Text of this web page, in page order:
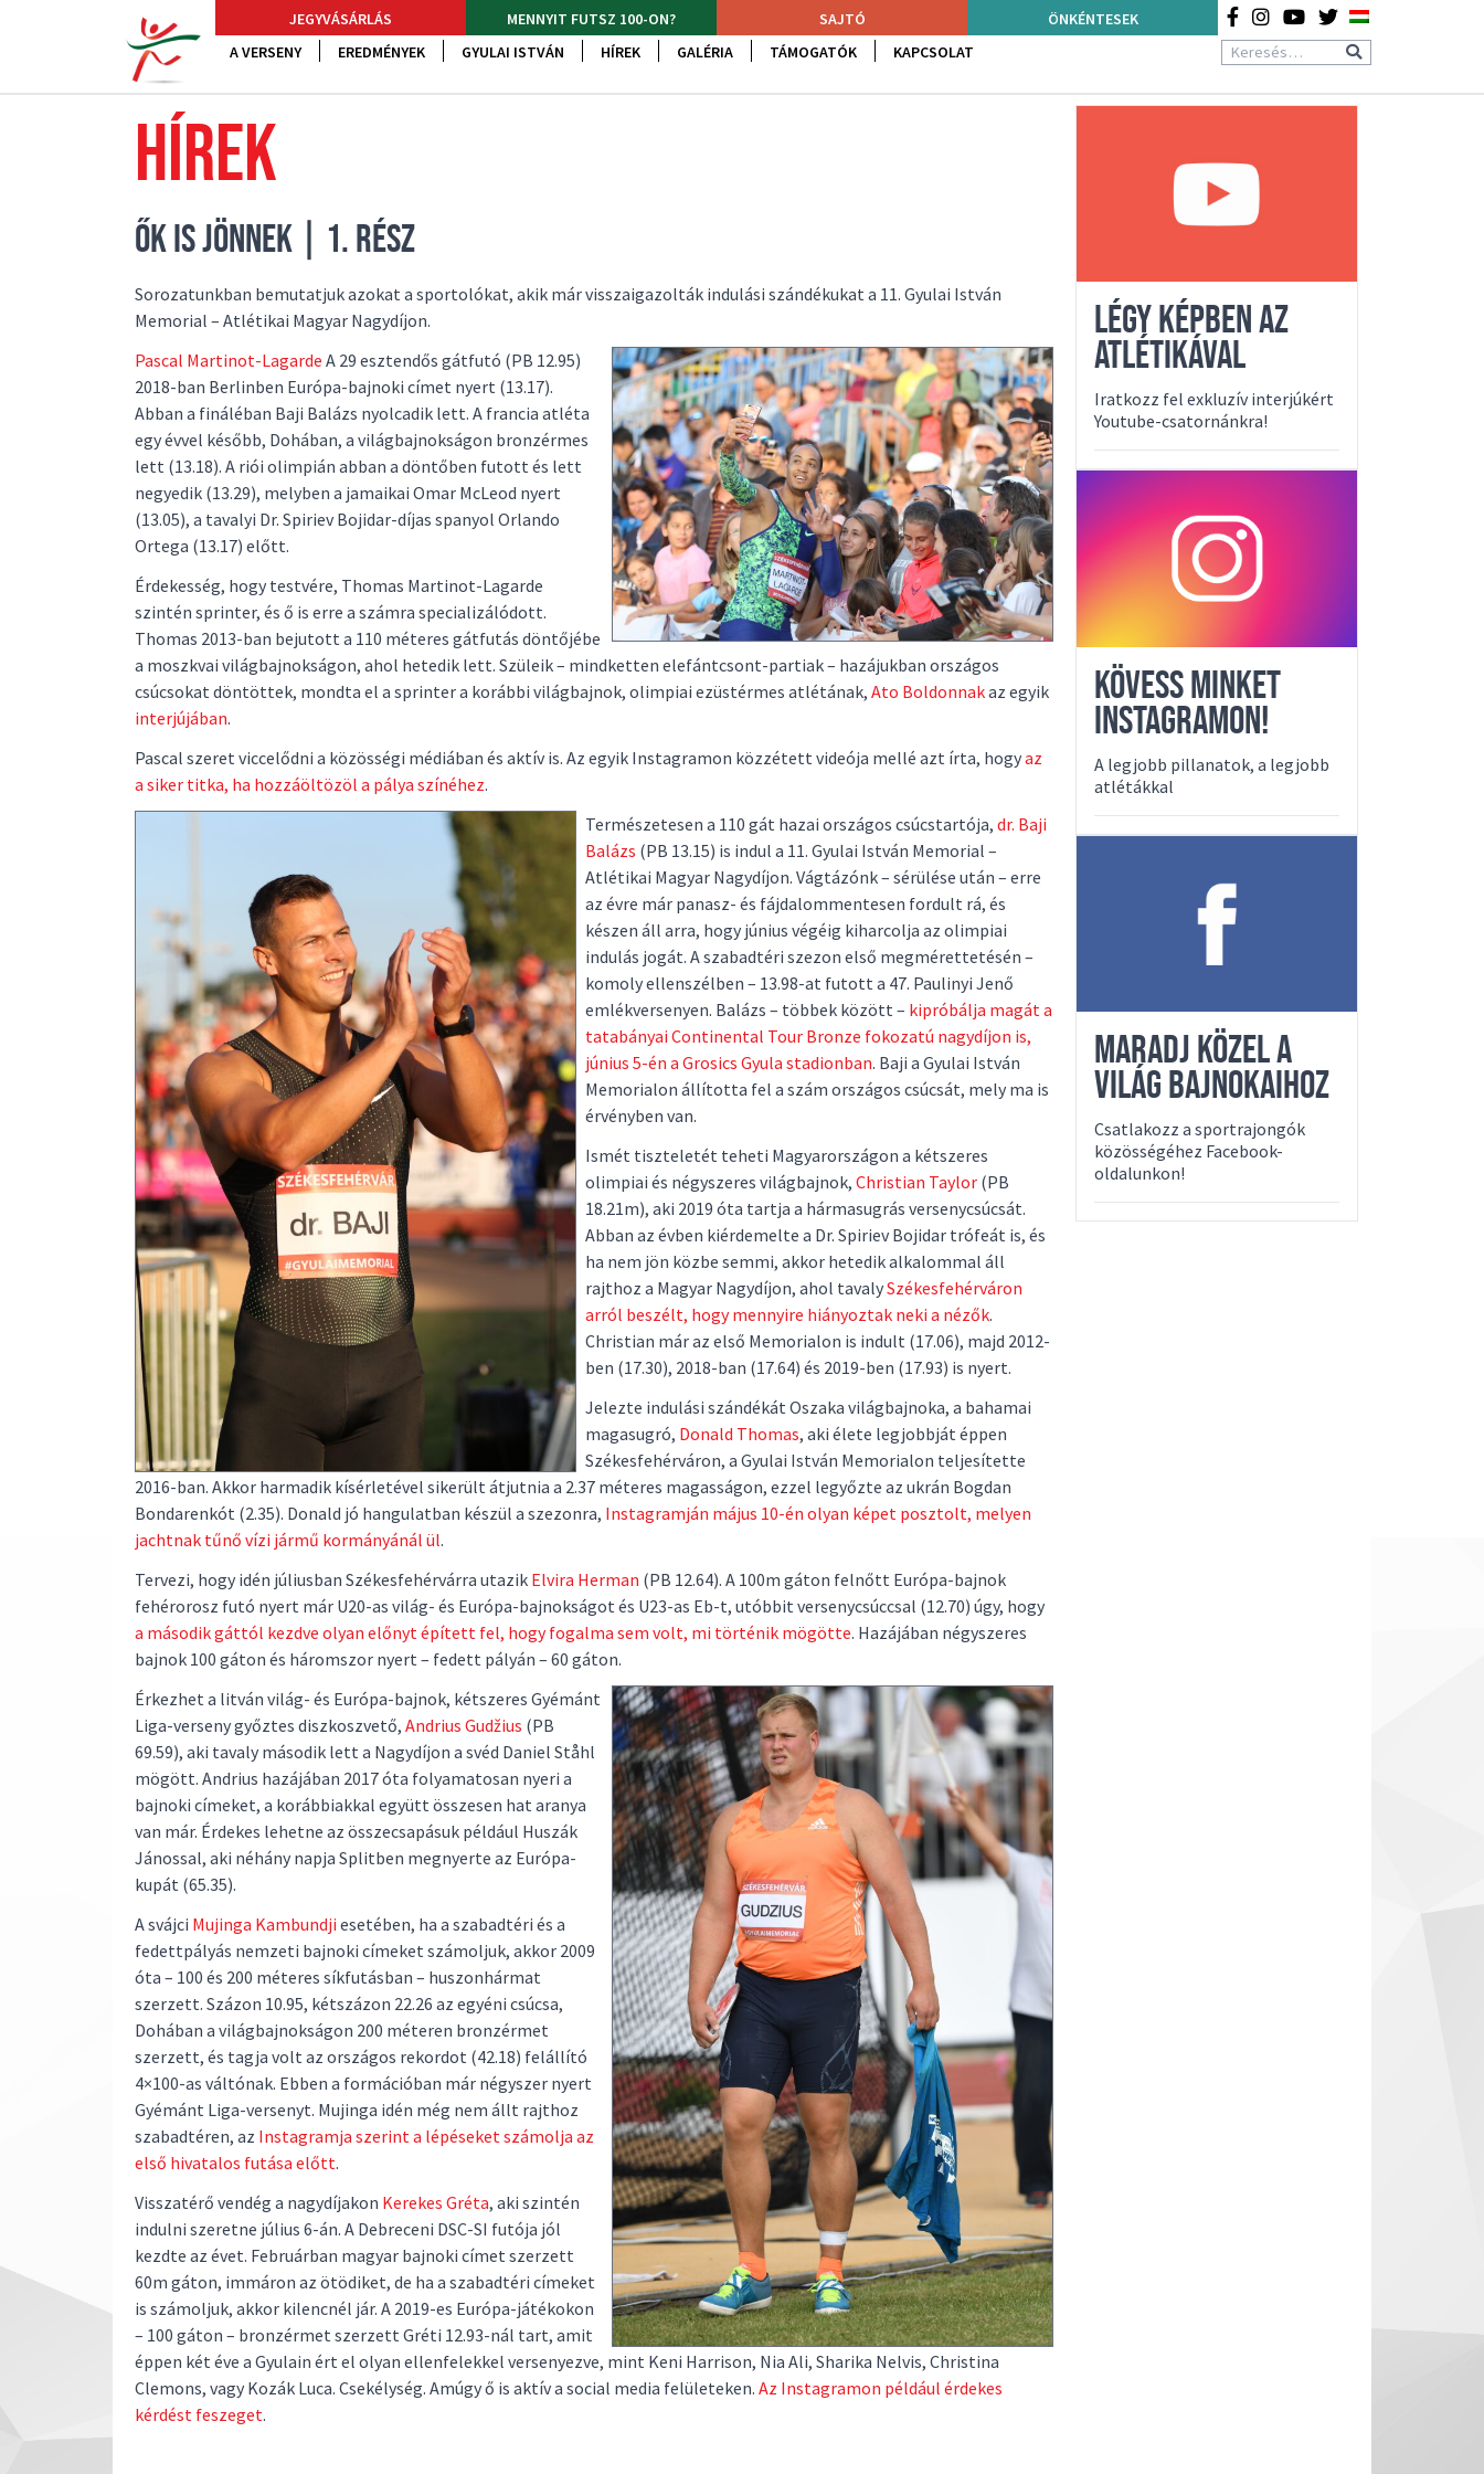
JEGYVÁSÁRLÁS MENNYIT FUTSZ 100-ON? SAJTÓ
ÖNKÉNTESEK
A VERSENY
EREDMÉNYEK GYULAI ISTVÁN HÍREK GALÉRIA TÁMOGATÓK KAPCSOLAT
HÍREK
ŐK IS JÖNNEK | 1. RÉSZ
Sorozatunkban bemutatjuk azokat a sportolókat, akik már visszaigazolták indulási szándékukat a 11. Gyulai István
Memorial – Atlétikai Magyar Nagydíjon.
Pascal Martinot-Lagarde A 29 esztendős gátfutó (PB 12.95)
2018-ban Berlinben Európa-bajnoki címet nyert (13.17).
Abban a fináléban Baji Balázs nyolcadik lett. A francia atléta
egy évvel később, Dohában, a világbajnokságon bronzérmes
lett (13.18). A riói olimpián abban a döntőben futott és lett
negyedik (13.29), melyben a jamaikai Omar McLeod nyert
(13.05), a tavalyi Dr. Spiriev Bojidar-díjas spanyol Orlando
Ortega (13.17) előtt.
Érdekesség, hogy testvére, Thomas Martinot-Lagarde
szintén sprinter, és ő is erre a számra specializálódott.
Thomas 2013-ban bejutott a 110 méteres gátfutás döntőjébe
a moszkvai világbajnokságon, ahol hetedik lett. Szüleik – mindketten elefántcsont-partiak – hazájukban országos
csúcsokat döntöttek, mondta el a sprinter a korábbi világbajnok, olimpiai ezüstérmes atlétának, Ato Boldonnakaz egyik
interjújában.
Pascal szeret viccelődni a közösségi médiában és aktív is. Az egyik Instagramon közzétett videója mellé azt írta, hogyaz
a siker titka, ha hozzáöltözöl a pálya színéhez.
Természetesen a 110 gát hazai országos csúcstartója, dr. Baji
Balázs (PB 13.15) is indul a 11. Gyulai István Memorial –
Atlétikai Magyar Nagydíjon. Vágtázónk – sérülése után – erre
az évre már panasz- és fájdalommentesen fordult rá, és
készen áll arra, hogy június végéig kiharcolja az olimpiai
indulás jogát. A szabadtéri szezon első megmérettetésén –
komoly ellenszélben – 13.98-at futott a 47. Paulinyi Jenő
emlékversenyen. Balázs – többek között – kipróbálja magát a
tatabányai Continental Tour Bronze fokozatú nagydíjon is,
június 5-én a Grosics Gyula stadionban. Baji a Gyulai István
Memorialon állította fel a szám országos csúcsát, mely ma is
érvényben van.
Ismét tiszteletét teheti Magyarországon a kétszeres
olimpiai és négyszeres világbajnok, Christian Taylor (PB
18.21m), aki 2019 óta tartja a hármasugrás versenycsúcsát.
Abban az évben kiérdemelte a Dr. Spiriev Bojidar trófeát is, és
ha nem jön közbe semmi, akkor hetedik alkalommal áll
rajthoz a Magyar Nagydíjon, ahol tavalySzékesfehérváron
arról beszélt, hogy mennyire hiányoztak neki a nézők.
Christian már az első Memorialon is indult (17.06), majd 2012-
ben (17.30), 2018-ban (17.64) és 2019-ben (17.93) is nyert.
Jelezte indulási szándékát Oszaka világbajnoka, a bahamai
magasugró, Donald Thomas, aki élete legjobbját éppen
Székesfehérváron, a Gyulai István Memorialon teljesítette
2016-ban. Akkor harmadik kísérletével sikerült átjutnia a 2.37 méteres magasságon, ezzel legyőzte az ukrán Bogdan
Bondarenkót (2.35). Donald jó hangulatban készül a szezonra, Instagramján május 10-én olyan képet posztolt, melyen
jachtnak tűnő vízi jármű kormányánál ül.
Tervezi, hogy idén júliusban Székesfehérvárra utazik Elvira Herman (PB 12.64). A 100m gáton felnőtt Európa-bajnok
fehérorosz futó nyert már U20-as világ- és Európa-bajnokságot és U23-as Eb-t, utóbbit versenycsúccsal (12.70) úgy, hogy
a második gáttól kezdve olyan előnyt épített fel, hogy fogalma sem volt, mi történik mögötte. Hazájában négyszeres
bajnok 100 gáton és háromszor nyert – fedett pályán – 60 gáton.
Érkezhet a litván világ- és Európa-bajnok, kétszeres Gyémánt
Liga-verseny győztes diszkoszvető, Andrius Gudžius (PB
69.59), aki tavaly második lett a Nagydíjon a svéd Daniel Ståhl
mögött. Andrius hazájában 2017 óta folyamatosan nyeri a
bajnoki címeket, a korábbiakkal együtt összesen hat aranya
van már. Érdekes lehetne az összecsapásuk például Huszák
Jánossal, aki néhány napja Splitben megnyerte az Európa-
kupát (65.35).
A svájci Mujinga Kambundji esetében, ha a szabadtéri és a
fedettpályás nemzeti bajnoki címeket számoljuk, akkor 2009
óta – 100 és 200 méteres síkfutásban – huszonhármat
szerzett. Százon 10.95, kétszázon 22.26 az egyéni csúcsa,
Dohában a világbajnokságon 200 méteren bronzérmet
szerzett, és tagja volt az országos rekordot (42.18) felállító
4×100-as váltónak. Ebben a formációban már négyszer nyert
Gyémánt Liga-versenyt. Mujinga idén még nem állt rajthoz
szabadtéren, az Instagramja szerint a lépéseket számolja az
első hivatalos futása előtt.
Visszatérő vendég a nagydíjakon Kerekes Gréta, aki szintén
indulni szeretne július 6-án. A Debreceni DSC-SI futója jól
kezdte az évet. Februárban magyar bajnoki címet szerzett
60m gáton, immáron az ötödiket, de ha a szabadtéri címeket
is számoljuk, akkor kilencnél jár. A 2019-es Európa-játékokon
– 100 gáton – bronzérmet szerzett Gréti 12.93-nál tart, amit
éppen két éve a Gyulain ért el olyan ellenfelekkel versenyezve, mint Keni Harrison, Nia Ali, Sharika Nelvis, Christina
Clemons, vagy Kozák Luca. Csekélység. Amúgy ő is aktív a social media felületeken. Az Instagramon például érdekes
kérdést feszeget.
LÉGY KÉPBEN AZ
ATLÉTIKÁVAL
Iratkozz fel exkluzív interjúkért
Youtube-csatornánkra!
KÖVESS MINKET
INSTAGRAMON!
A legjobb pillanatok, a legjobb
atlétákkal
MARADJ KÖZEL A
VILÁG BAJNOKAIHOZ
Csatlakozz a sportrajongók
közösségéhez Facebook-
oldalunkon!